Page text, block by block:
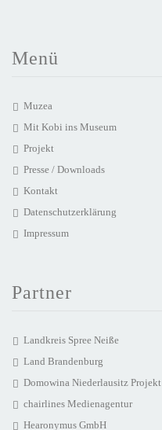
Menü
Muzea
Mit Kobi ins Museum
Projekt
Presse / Downloads
Kontakt
Datenschutzerklärung
Impressum
Partner
Landkreis Spree Neiße
Land Brandenburg
Domowina Niederlausitz Projekt
chairlines Medienagentur
Hearonymus GmbH